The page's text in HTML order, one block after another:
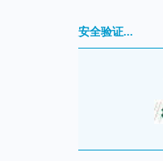
安全验证...